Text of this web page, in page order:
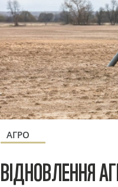
АГРО
ВІДНОВЛЕННЯ